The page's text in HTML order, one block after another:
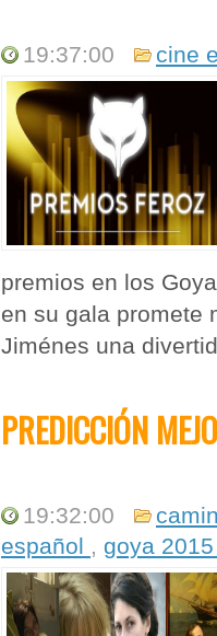
19:37:00 cine
premios en los
en su gala promete
Jiménes una
PREDICCIÓN
19:32:00
español , goya